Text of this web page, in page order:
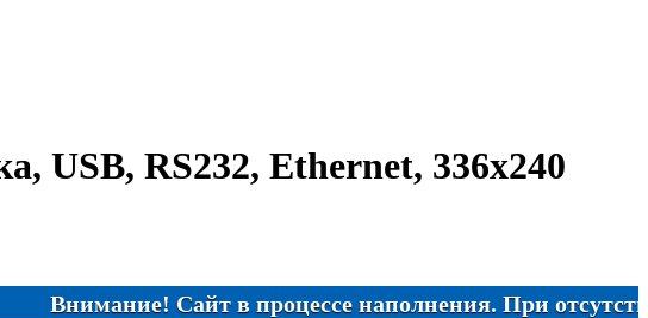
USB, RS232, Ethernet, 336х240
Сайт в процессе наполнения. При отсутствии